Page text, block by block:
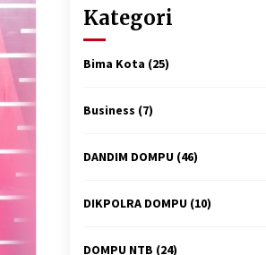
Secara Humanis, Dialog dengan PT
SMS Hasilkan Kesepakatan Awal
Demi Menjaga Harkamtibmas
1 bulan ago
Kategori
Bima Kota (25)
Business (7)
DANDIM DOMPU (46)
DIKPOLRA DOMPU (10)
DOMPU NTB (24)